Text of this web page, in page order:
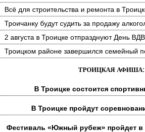
Всё для строительства и ремонта в
Троичанку будут судить за продажу
2 августа в Троицке отпразднуют День ВДВ
Троицком районе завершился семейный
ТРОИЦКАЯ АФИША:
В Троицке состоится
В Троицке пройдут
Фестиваль «Южный рубеж» пройдет в